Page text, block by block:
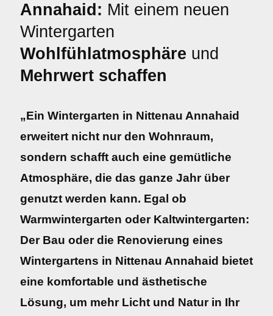
Annahaid: Mit einem neuen
Wintergarten
Wohlfühlatmosphäre und
Mehrwert schaffen
„Ein Wintergarten in Nittenau Annahaid
erweitert nicht nur den Wohnraum,
sondern schafft auch eine gemütliche
Atmosphäre, die das ganze Jahr über
genutzt werden kann. Egal ob
Warmwintergarten oder Kaltwintergarten:
Der Bau oder die Renovierung eines
Wintergartens in Nittenau Annahaid bietet
eine komfortable und ästhetische
Lösung, um mehr Licht und Natur in Ihr